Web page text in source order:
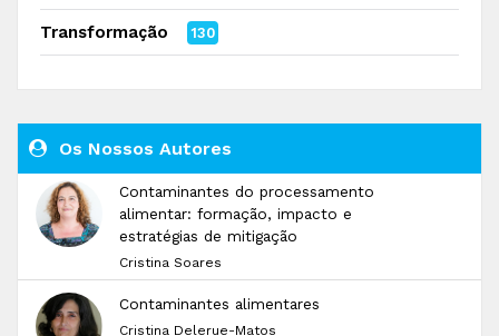
Transformação 130
Os Nossos Autores
Contaminantes do processamento
alimentar: formação, impacto e
estratégias de mitigação
Cristina Soares
Contaminantes alimentares
Cristina Delerue-Matos